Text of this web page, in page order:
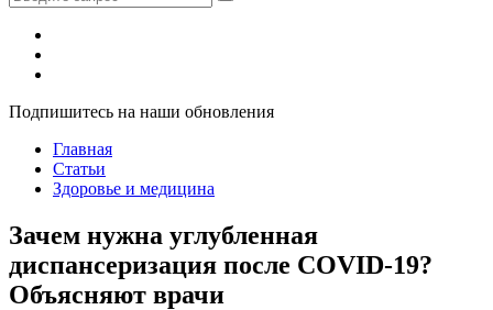
Подпишитесь на наши обновления
Главная
Статьи
Здоровье и медицина
Зачем нужна углубленная
диспансеризация после COVID-19?
Объясняют врачи